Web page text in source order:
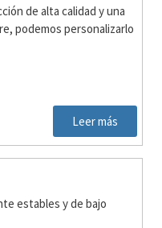
de alta calidad y una
podemos personalizarlo
Leer más
estables y de bajo